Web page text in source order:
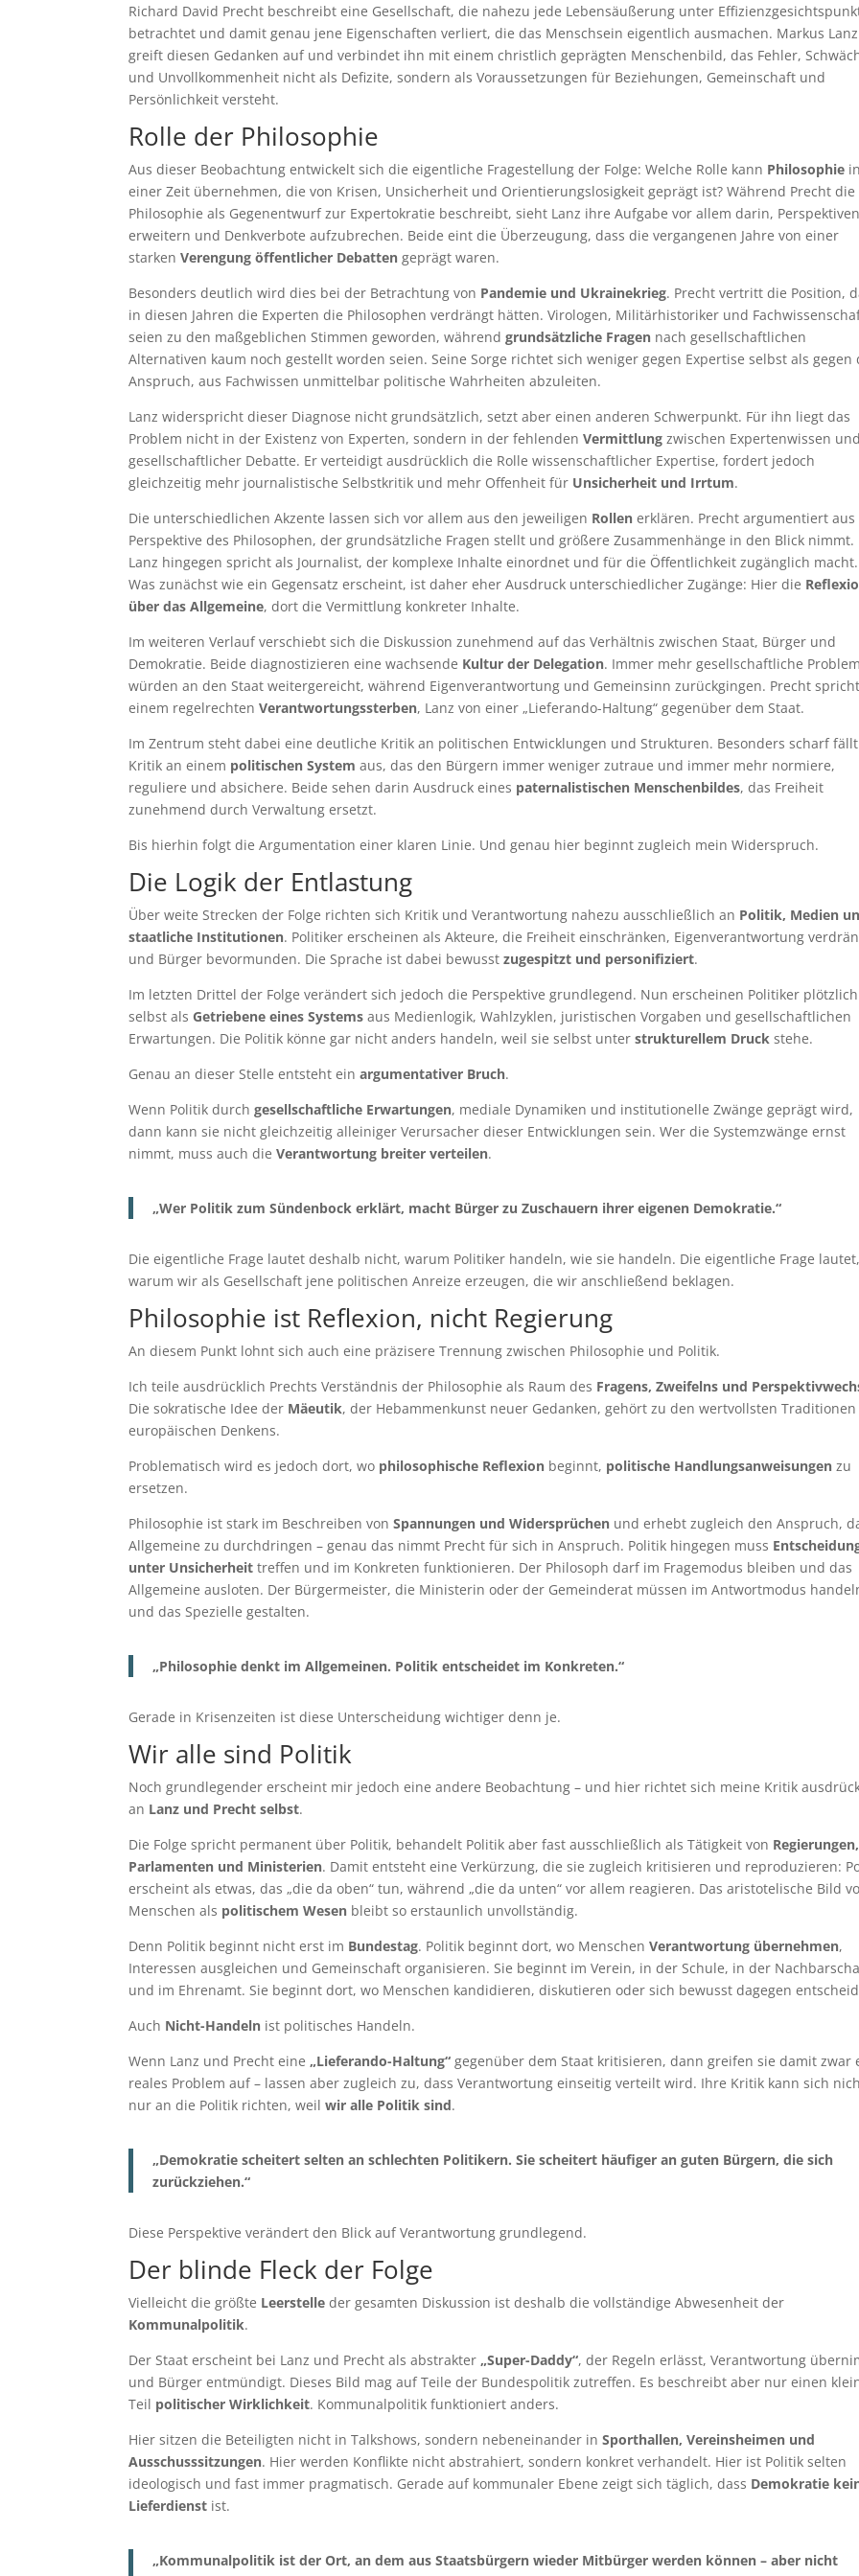
Richard David Precht beschreibt eine Gesellschaft, die nahezu jede Lebensäußerung unter
betrachtet und damit genau jene Eigenschaften verliert, die das Menschsein eigentlich ausmachen. Markus Lanz
greift diesen Gedanken auf und verbindet ihn mit einem christlich geprägten Menschenbild, das Fehler,
und Unvollkommenheit nicht als Defizite, sondern als Voraussetzungen für Beziehungen, Gemeinschaft und
Persönlichkeit versteht.
Rolle der Philosophie
Aus dieser Beobachtung entwickelt sich die eigentliche Fragestellung der Folge: Welche Rolle kann Philosophie in
einer Zeit übernehmen, die von Krisen, Unsicherheit und Orientierungslosigkeit geprägt ist? Während Precht die
Philosophie als Gegenentwurf zur Expertokratie beschreibt, sieht Lanz ihre Aufgabe vor allem darin,
erweitern und Denkverbote aufzubrechen. Beide eint die Überzeugung, dass die vergangenen Jahre von einer
starkenVerengung öffentlicher Debatten geprägt waren.
Besonders deutlich wird dies bei der Betrachtung von Pandemie und Ukrainekrieg. Precht vertritt die Position,
in diesen Jahren die Experten die Philosophen verdrängt hätten. Virologen, Militärhistoriker und
seien zu den maßgeblichen Stimmen geworden, währendgrundsätzliche Fragen nach gesellschaftlichen
Alternativen kaum noch gestellt worden seien. Seine Sorge richtet sich weniger gegen Expertise selbst als gegen
Anspruch, aus Fachwissen unmittelbar politische Wahrheiten abzuleiten.
Lanz widerspricht dieser Diagnose nicht grundsätzlich, setzt aber einen anderen Schwerpunkt. Für ihn liegt das
Problem nicht in der Existenz von Experten, sondern in der fehlendenVermittlung zwischen Expertenwissen und
gesellschaftlicher Debatte. Er verteidigt ausdrücklich die Rolle wissenschaftlicher Expertise, fordert jedoch
gleichzeitig mehr journalistische Selbstkritik und mehr Offenheit für Unsicherheit und Irrtum.
Die unterschiedlichen Akzente lassen sich vor allem aus den jeweiligen Rollen erklären. Precht argumentiert aus
Perspektive des Philosophen, der grundsätzliche Fragen stellt und größere Zusammenhänge in den Blick nimmt.
Lanz hingegen spricht als Journalist, der komplexe Inhalte einordnet und für die Öffentlichkeit zugänglich macht.
Was zunächst wie ein Gegensatz erscheint, ist daher eher Ausdruck unterschiedlicher Zugänge: Hier die
über das Allgemeine, dort die Vermittlung konkreter Inhalte.
Im weiteren Verlauf verschiebt sich die Diskussion zunehmend auf das Verhältnis zwischen Staat, Bürger und
Demokratie. Beide diagnostizieren eine wachsende Kultur der Delegation. Immer mehr gesellschaftliche
würden an den Staat weitergereicht, während Eigenverantwortung und Gemeinsinn zurückgingen. Precht
einem regelrechtenVerantwortungssterben, Lanz von einer „Lieferando-Haltung“ gegenüber dem Staat.
Im Zentrum steht dabei eine deutliche Kritik an politischen Entwicklungen und Strukturen. Besonders scharf
Kritik an einem politischen System aus, das den Bürgern immer weniger zutraue und immer mehr normiere,
reguliere und absichere. Beide sehen darin Ausdruck eines paternalistischen Menschenbildes, das Freiheit
zunehmend durch Verwaltung ersetzt.
Bis hierhin folgt die Argumentation einer klaren Linie. Und genau hier beginnt zugleich mein Widerspruch.
Die Logik der Entlastung
Über weite Strecken der Folge richten sich Kritik und Verantwortung nahezu ausschließlich an Politik, Medien
staatliche Institutionen. Politiker erscheinen als Akteure, die Freiheit einschränken, Eigenverantwortung
und Bürger bevormunden. Die Sprache ist dabei bewusstzugespitzt und personifiziert.
Im letzten Drittel der Folge verändert sich jedoch die Perspektive grundlegend. Nun erscheinen Politiker plötzlich
selbst als Getriebene eines Systems aus Medienlogik, Wahlzyklen, juristischen Vorgaben und gesellschaftlichen
Erwartungen. Die Politik könne gar nicht anders handeln, weil sie selbst unterstrukturellem Druck stehe.
Genau an dieser Stelle entsteht einargumentativer Bruch.
Wenn Politik durchgesellschaftliche Erwartungen, mediale Dynamiken und institutionelle Zwänge geprägt wird,
dann kann sie nicht gleichzeitig alleiniger Verursacher dieser Entwicklungen sein. Wer die Systemzwänge ernst
nimmt, muss auch dieVerantwortung breiter verteilen.
„Wer Politik zum Sündenbock erklärt, macht Bürger zu Zuschauern ihrer eigenen Demokratie.“
Die eigentliche Frage lautet deshalb nicht, warum Politiker handeln, wie sie handeln. Die eigentliche Frage lautet,
warum wir als Gesellschaft jene politischen Anreize erzeugen, die wir anschließend beklagen.
Philosophie ist Reflexion, nicht Regierung
An diesem Punkt lohnt sich auch eine präzisere Trennung zwischen Philosophie und Politik.
Ich teile ausdrücklich Prechts Verständnis der Philosophie als Raum des Fragens, Zweifelns und
Die sokratische Idee der Mäeutik, der Hebammenkunst neuer Gedanken, gehört zu den wertvollsten Traditionen
europäischen Denkens.
Problematisch wird es jedoch dort, wo philosophische Reflexion beginnt, politische Handlungsanweisungen zu
ersetzen.
Philosophie ist stark im Beschreiben vonSpannungen und Widersprüchen und erhebt zugleich den Anspruch,
Allgemeine zu durchdringen – genau das nimmt Precht für sich in Anspruch. Politik hingegen muss
unter Unsicherheit treffen und im Konkreten funktionieren. Der Philosoph darf im Fragemodus bleiben und das
Allgemeine ausloten. Der Bürgermeister, die Ministerin oder der Gemeinderat müssen im Antwortmodus
und das Spezielle gestalten.
„Philosophie denkt im Allgemeinen. Politik entscheidet im Konkreten.“
Gerade in Krisenzeiten ist diese Unterscheidung wichtiger denn je.
Wir alle sind Politik
Noch grundlegender erscheint mir jedoch eine andere Beobachtung – und hier richtet sich meine Kritik
an Lanz und Precht selbst.
Die Folge spricht permanent über Politik, behandelt Politik aber fast ausschließlich als Tätigkeit von Regierungen,
Parlamenten und Ministerien. Damit entsteht eine Verkürzung, die sie zugleich kritisieren und reproduzieren:
erscheint als etwas, das „die da oben“ tun, während „die da unten“ vor allem reagieren. Das aristotelische Bild
Menschen als politischem Wesen bleibt so erstaunlich unvollständig.
Denn Politik beginnt nicht erst im Bundestag. Politik beginnt dort, wo MenschenVerantwortung übernehmen,
Interessen ausgleichen und Gemeinschaft organisieren. Sie beginnt im Verein, in der Schule, in der
und im Ehrenamt. Sie beginnt dort, wo Menschen kandidieren, diskutieren oder sich bewusst dagegen
Auch Nicht-Handeln ist politisches Handeln.
Wenn Lanz und Precht eine „Lieferando-Haltung“ gegenüber dem Staat kritisieren, dann greifen sie damit zwar
reales Problem auf – lassen aber zugleich zu, dass Verantwortung einseitig verteilt wird. Ihre Kritik kann sich
nur an die Politik richten, weilwir alle Politik sind.
„Demokratie scheitert selten an schlechten Politikern. Sie scheitert häufiger an guten Bürgern, die sich
zurückziehen.“
Diese Perspektive verändert den Blick auf Verantwortung grundlegend.
Der blinde Fleck der Folge
Vielleicht die größte Leerstelle der gesamten Diskussion ist deshalb die vollständige Abwesenheit der
Kommunalpolitik.
Der Staat erscheint bei Lanz und Precht als abstrakter „Super-Daddy“, der Regeln erlässt, Verantwortung
und Bürger entmündigt. Dieses Bild mag auf Teile der Bundespolitik zutreffen. Es beschreibt aber nur einen
Teil politischer Wirklichkeit. Kommunalpolitik funktioniert anders.
Hier sitzen die Beteiligten nicht in Talkshows, sondern nebeneinander inSporthallen, Vereinsheimen und
Ausschusssitzungen. Hier werden Konflikte nicht abstrahiert, sondern konkret verhandelt. Hier ist Politik selten
ideologisch und fast immer pragmatisch. Gerade auf kommunaler Ebene zeigt sich täglich, dass Demokratie
Lieferdienst ist.
„Kommunalpolitik ist der Ort, an dem aus Staatsbürgern wieder Mitbürger werden können – aber nicht